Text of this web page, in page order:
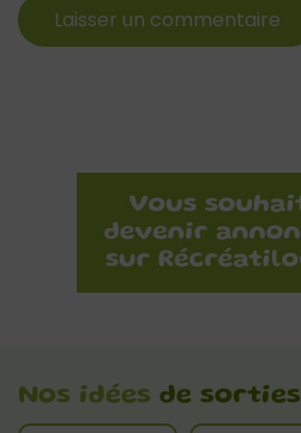
Nos idées de sorties